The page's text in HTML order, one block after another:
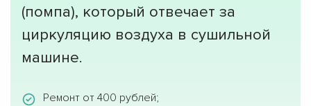
(помпа), который отвечает за
циркуляцию воздуха в сушильной
машине.
Ремонт от 400 рублей;